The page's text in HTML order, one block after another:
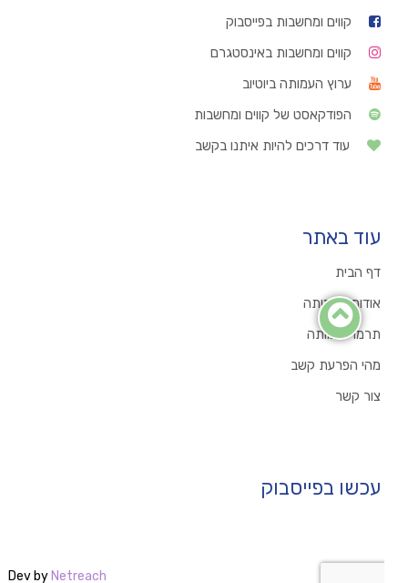
קווים ומחשבות בפייסבוק
קווים ומחשבות באינסטגרם
ערוץ העמותה ביוטיוב
הפודקאסט של קווים ומחשבות
עוד דרכים להיות איתנו בקשב
עוד באתר
דף הבית
אודות העמותה
תרמו לעמותה
מהי הפרעת קשב
צור קשר
עכשו בפייסבוק
Dev byNetreach